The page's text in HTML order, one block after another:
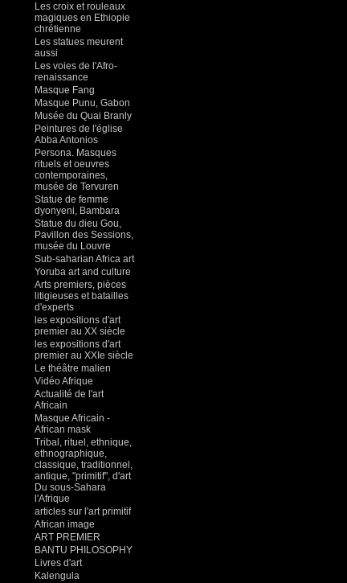
Les croix et rouleaux
magiques en Ethiopie
chrétienne
Les statues meurent
aussi
Les voies de l'Afro-
renaissance
Masque Fang
Masque Punu, Gabon
Musée du Quai Branly
Peintures de l'église
Abba Antonios
Persona. Masques
rituels et oeuvres
contemporaines,
musée de Tervuren
Statue de femme
dyonyeni, Bambara
Statue du dieu Gou,
Pavillon des Sessions,
musée du Louvre
Sub-saharian Africa art
Yoruba art and culture
Arts premiers, pièces
litigieuses et batailles
d'experts
les expositions d'art
premier au XX siècle
les expositions d'art
premier au XXIe siècle
Le théâtre malien
Vidéo Afrique
Actualité de l'art
Africain
Masque Africain -
African mask
Tribal, rituel, ethnique,
ethnographique,
classique, traditionnel,
antique, "primitif", d'art
Du sous-Sahara
l'Afrique
articles sur l'art primitif
African image
ART PREMIER
BANTU PHILOSOPHY
Livres d'art
Kalengula